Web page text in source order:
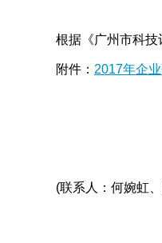
根据《广州市科技计
附件： 2017年企
(联系人：何婉虹、